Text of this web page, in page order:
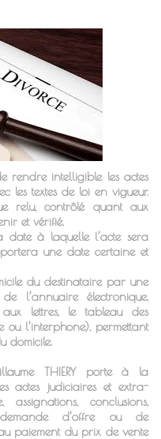
les textes de loi en vigueur.
relu, contrôlé quant aux
et vérifié.
date à laquelle l’acte sera
une date certaine et
du destinataire par une
l’annuaire électronique,
lettres, le tableau des
ou l’interphone), permettant
domicile.
THIERY porte à la
actes judiciaires et extra-
conclusions,
d’offre ou de
paiement du prix de vente